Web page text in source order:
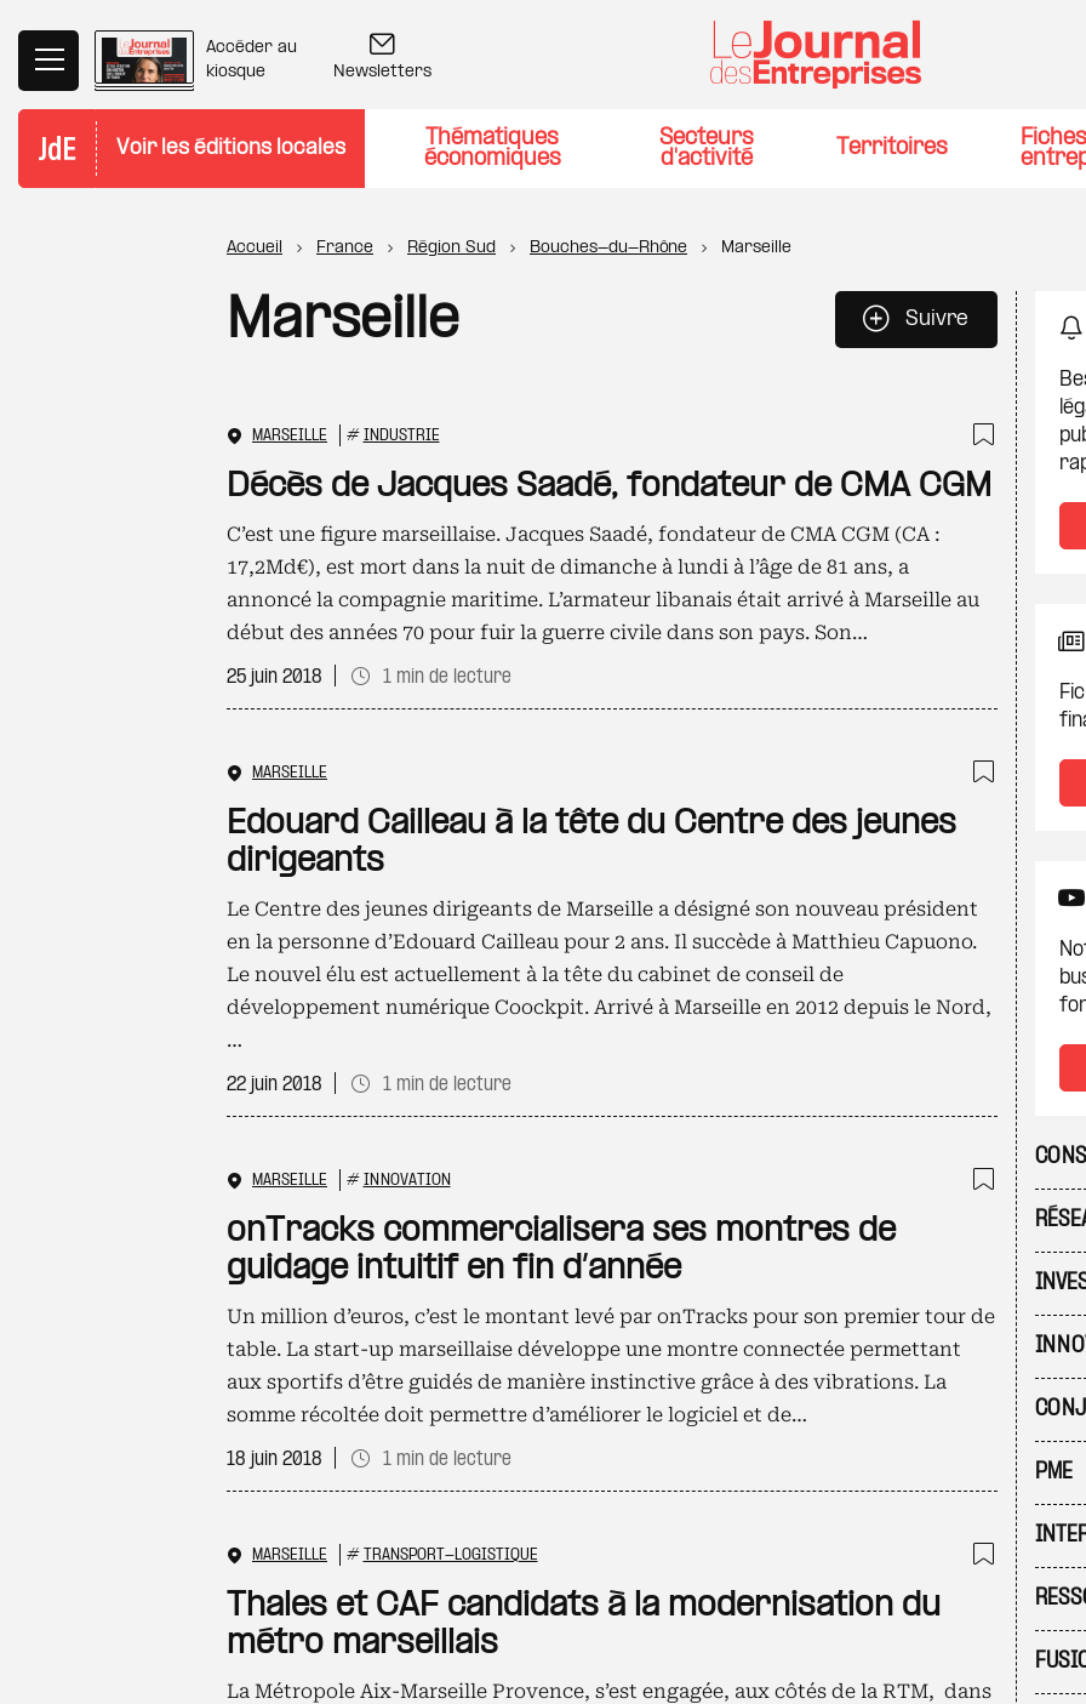
Accéder au
kiosque
Newsletters
Voir les éditions locales
Thématiques
économiques
Secteurs
d'activité
Territoires
Fiches
Fil d'Ariane
Accueil France Région Sud Bouches-du-Rhône Marseille
Marseille Suivre
MARSEILLE # INDUSTRIE
Ajouter
Décès de Jacques Saadé, fondateur de CMA CGM
C’est une figure marseillaise. Jacques Saadé, fondateur de CMA CGM (CA :
17,2Md€), est mort dans la nuit de dimanche à lundi à l’âge de 81 ans, a
annoncé la compagnie maritime. L’armateur libanais était arrivé à Marseille au
début des années 70 pour fuir la guerre civile dans son pays. Son…
25 juin 2018 1 min de lecture
MARSEILLE
Edouard Cailleau à la tête du Centre des jeunes
dirigeants
Le Centre des jeunes dirigeants de Marseille a désigné son nouveau président
en la personne d’Edouard Cailleau pour 2 ans. Il succède à Matthieu Capuono.
Le nouvel élu est actuellement à la tête du cabinet de conseil de
développement numérique Coockpit. Arrivé à Marseille en 2012 depuis le Nord,
…
22 juin 2018 1 min de lecture
MARSEILLE # INNOVATION
onTracks commercialisera ses montres de
guidage intuitif en fin d’année
Un million d’euros, c’est le montant levé par onTracks pour son premier tour de
table. La start-up marseillaise développe une montre connectée permettant
aux sportifs d’être guidés de manière instinctive grâce à des vibrations. La
somme récoltée doit permettre d’améliorer le logiciel et de…
18 juin 2018 1 min de lecture
MARSEILLE # TRANSPORT-LOGISTIQUE
Thales et CAF candidats à la modernisation du
métro marseillais
La Métropole Aix-Marseille Provence, s’est engagée, aux côtés de la RTM, dans
PME